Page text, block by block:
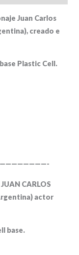
Juan Carlos
creado e
Plastic Cell.
CARLOS
actor
base.